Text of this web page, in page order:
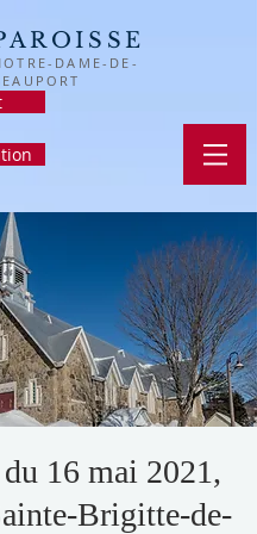
DAME-DE-
16 mai 2021,
Brigitte-de-